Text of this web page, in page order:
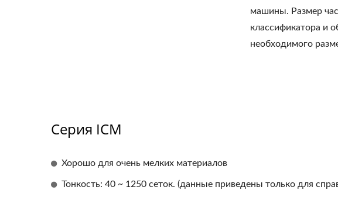
машины. Размер
классификатора и
необходимого
Серия ICM
Хорошо для очень мелких материалов
Тонкость: 40 ~ 1250 сеток. (данные приведены только для